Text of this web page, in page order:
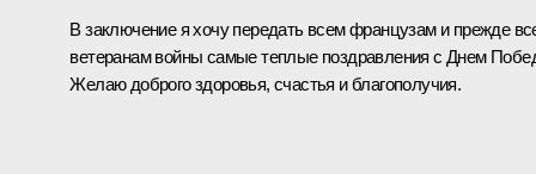
В заключение я хочу передать всем французам и прежде
ветеранам войны самые теплые поздравления с Днем
Желаю доброго здоровья, счастья и благополучия.